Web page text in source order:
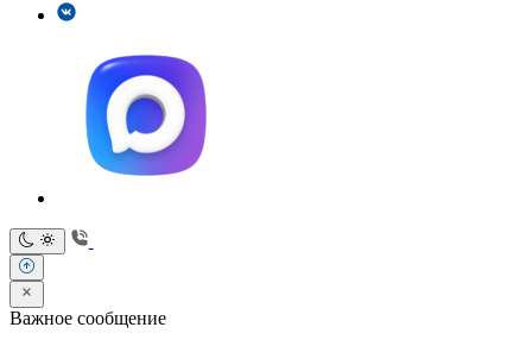
Важное сообщение